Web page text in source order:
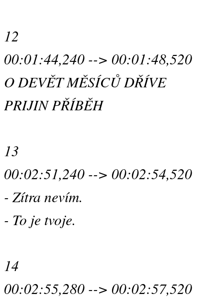
12
00:01:44,240 --> 00:01:48,520
O DEVĚT MĚSÍCŮ DŘÍVE
PRIJIN PŘÍBĚH
13
00:02:51,240 --> 00:02:54,520
- Zítra nevím.
- To je tvoje.
14
00:02:55,280 --> 00:02:57,520